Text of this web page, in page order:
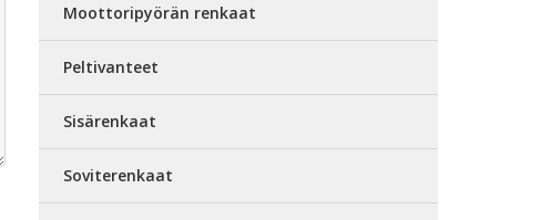
Moottoripyörän renkaat
Peltivanteet
Sisärenkaat
Soviterenkaat